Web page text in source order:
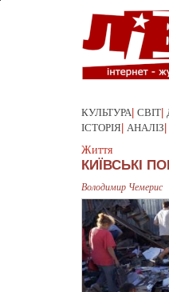
КУЛЬТУРА СВІТ
ІСТОРІЯ АНАЛІЗ
Життя
КИЇВСЬКІ
Володимир Чемерис